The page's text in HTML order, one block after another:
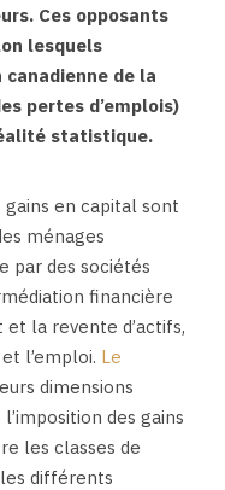
Ces opposants
lesquels
de la
pertes d’emplois)
statistique.
en capital sont
ménages
par des sociétés
financière
la revente d’actifs,
l’emploi. Le
dimensions
des gains
les classes de
différents